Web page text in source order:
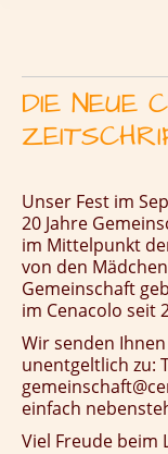
DIE NEUE
Unser Fest im
20 Jahre
im Mittelpunkt
von den
Gemeinschaft
im Cenacolo seit
Wir senden
unentgeltlich zu:
einfach
Viel Freude beim